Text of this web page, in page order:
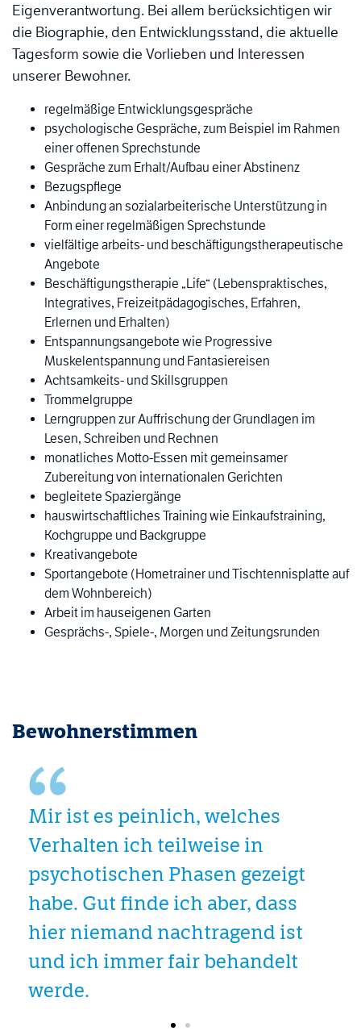
Eigenverantwortung. Bei allem berücksichtigen wir
die Biographie, den Entwicklungsstand, die aktuelle
Tagesform sowie die Vorlieben und Interessen
unserer Bewohner.
regelmäßige Entwicklungsgespräche
psychologische Gespräche, zum Beispiel im Rahmen
einer offenen Sprechstunde
Gespräche zum Erhalt/Aufbau einer Abstinenz
Bezugspflege
Anbindung an sozialarbeiterische Unterstützung in
Form einer regelmäßigen Sprechstunde
vielfältige arbeits- und beschäftigungstherapeutische
Angebote
Beschäftigungstherapie „Life“ (Lebenspraktisches,
Integratives, Freizeitpädagogisches, Erfahren,
Erlernen und Erhalten)
Entspannungsangebote wie Progressive
Muskelentspannung und Fantasiereisen
Achtsamkeits- und Skillsgruppen
Trommelgruppe
Lerngruppen zur Auffrischung der Grundlagen im
Lesen, Schreiben und Rechnen
monatliches Motto-Essen mit gemeinsamer
Zubereitung von internationalen Gerichten
begleitete Spaziergänge
hauswirtschaftliches Training wie Einkaufstraining,
Kochgruppe und Backgruppe
Kreativangebote
Sportangebote (Hometrainer und Tischtennisplatte auf
dem Wohnbereich)
Arbeit im hauseigenen Garten
Gesprächs-, Spiele-, Morgen und Zeitungsrunden
Bewohnerstimmen
Mir ist es peinlich, welches
Verhalten ich teilweise in
psychotischen Phasen gezeigt
habe. Gut finde ich aber, dass
hier niemand nachtragend ist
und ich immer fair behandelt
werde.